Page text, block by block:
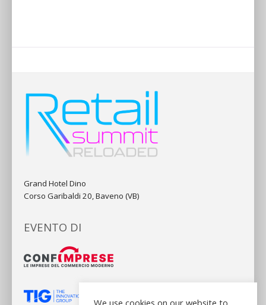
Grand Hotel Dino
Corso Garibaldi 20, Baveno (VB)
EVENTO DI
We use cookies on our website to